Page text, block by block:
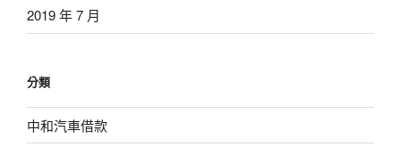
2019 年 7 月
分類
中和汽車借款